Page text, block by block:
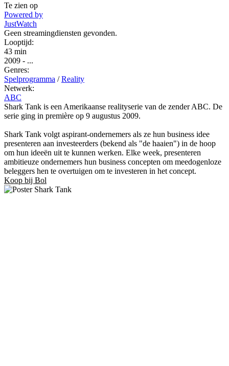
Te zien op
Powered by
JustWatch
Geen streamingdiensten gevonden.
Looptijd:
43 min
2009 - ...
Genres:
Spelprogramma / Reality
Netwerk:
ABC
Shark Tank is een Amerikaanse realityserie van de zender ABC. De
serie ging in première op 9 augustus 2009.
Shark Tank volgt aspirant-ondernemers als ze hun business idee
presenteren aan investeerders (bekend als "de haaien") in de hoop
om hun ideeën uit te kunnen werken. Elke week, presenteren
ambitieuze ondernemers hun business concepten om meedogenloze
beleggers hen te overtuigen om te investeren in het concept.
Koop bij Bol